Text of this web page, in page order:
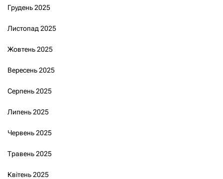
Грудень 2025
Листопад 2025
Жовтень 2025
Вересень 2025
Серпень 2025
Липень 2025
Червень 2025
Травень 2025
Квітень 2025